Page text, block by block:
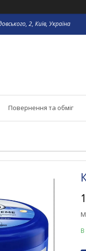
2, Київ, Україна
Повернення та обміг
В